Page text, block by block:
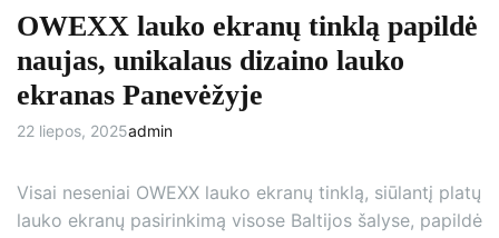
OWEXX lauko ekranų tinklą papildė
naujas, unikalaus dizaino lauko
ekranas Panevėžyje
22 liepos, 2025admin
Visai neseniai OWEXX lauko ekranų tinklą, siūlantį platų
lauko ekranų pasirinkimą visose Baltijos šalyse, papildė